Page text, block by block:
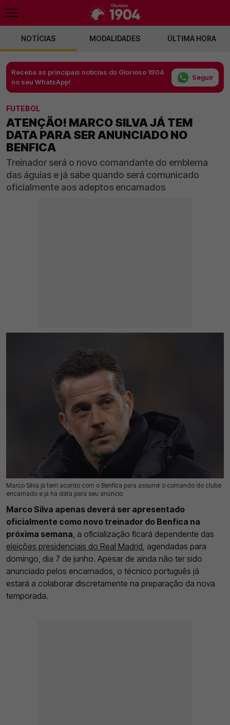
NOTÍCIAS MODALIDADES ÚLTIMA HORA
Receba as principais notícias do Glorioso 1904
no seu WhatsApp!
Seguir
FUTEBOL
ATENÇÃO! MARCO SILVA JÁ TEM
DATA PARA SER ANUNCIADO NO
BENFICA
Treinador será o novo comandante do emblema
das águias e já sabe quando será comunicado
oficialmente aos adeptos encarnados
Marco Silva já tem acordo com o Benfica para assumir o comando do clube
encarnado e já há data para seu anúncio
04 Jun 2026 | 16:19 | 0
Marco Silva apenas deverá ser apresentado
oficialmente como novo treinador do Benfica na
próxima semana, a oficialização ficará dependente das
eleições presidenciais do Real Madrid, agendadas para
domingo, dia 7 de junho. Apesar de ainda não ter sido
anunciado pelos encarnados, o técnico português já
estará a colaborar discretamente na preparação da nova
temporada.